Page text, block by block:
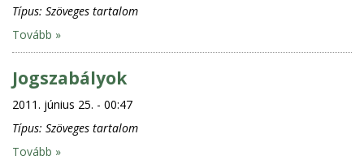
Típus: Szöveges tartalom
Tovább »
Jogszabályok
2011. június 25. - 00:47
Típus: Szöveges tartalom
Tovább »